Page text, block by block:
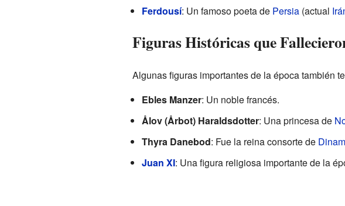
Ferdousí: Un famoso poeta de Persia(actual
Figuras Históricas que
Algunas figuras importantes de la época también
Ebles Manzer: Un noble francés.
Ålov (Årbot) Haraldsdotter: Una princesa de
Thyra Danebod: Fue la reina consorte de
Juan XI: Una figura religiosa importante de la